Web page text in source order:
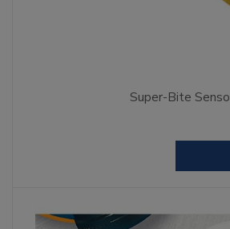
Super-Bite Senso